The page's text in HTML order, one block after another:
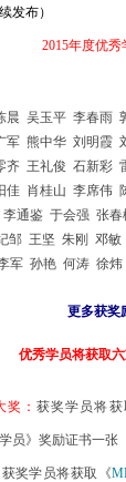
发布）
2015年度优
晨 吴玉平 李春雨
军 熊中华 刘明霞
齐 王礼俊 石新彩
佳 肖桂山 李席伟
通鉴 于会强 张春
邹 王坚 朱刚 邓敏
军 孙艳 何涛 徐
更多获奖
优秀学员将获取
奖：获奖学员将
员》奖励证书一张
获奖学员将获取《